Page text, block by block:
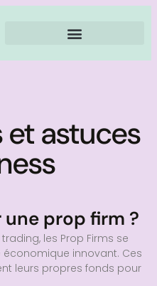
et astuces
prop firm ?
les Prop Firms se
innovant. Ces
leurs propres fonds pour